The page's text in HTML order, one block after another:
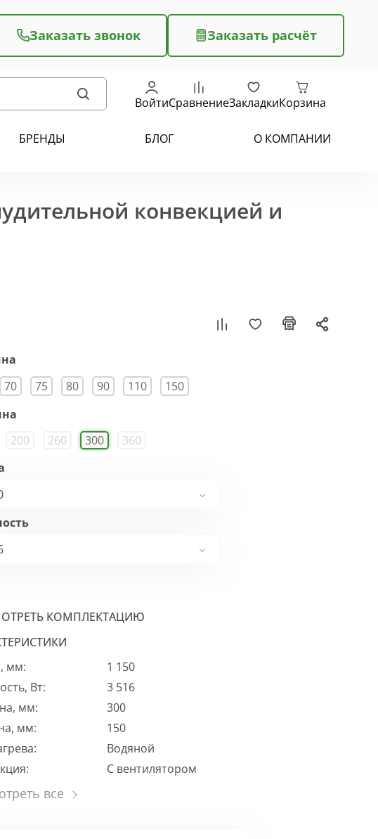
Заказать звонок Заказать расчёт
ВойтиСравнениеЗакладкиКорзина
БРЕНДЫ БЛОГ О КОМПАНИИ
конвекцией и
70 75 80 90 110
150
200 260 300
360
КОМПЛЕКТАЦИЮ
мм:
1 150
Вт:
3 516
мм:
300
мм:
150
Водяной
С вентилятором